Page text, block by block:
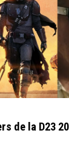
de la D23